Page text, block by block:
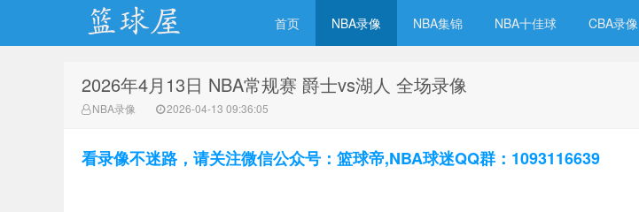
NBA录像网
首页 NBA录像 NBA集锦 NBA十佳球 CBA录像
2026年4月13日 NBA常规赛 爵士vs湖人 全场录像
NBA录像 2026-04-13 09:36:05
看录像不迷路，请关注微信公众号：篮球帝,NBA球迷QQ群：1093116639